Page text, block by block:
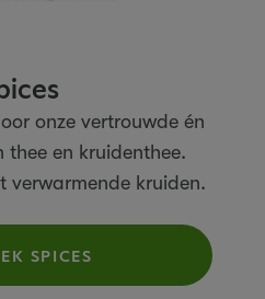
onze vertrouwde én
thee en kruidenthee.
verwarmende kruiden.
SPICES